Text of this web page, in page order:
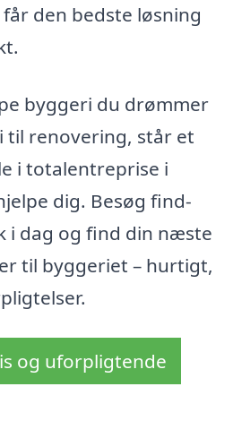
den bedste løsning
byggeri du drømmer
til renovering, står et
i totalentreprise i
dig. Besøg find-
i dag og find din næste
til byggeriet – hurtigt,
og uforpligtende